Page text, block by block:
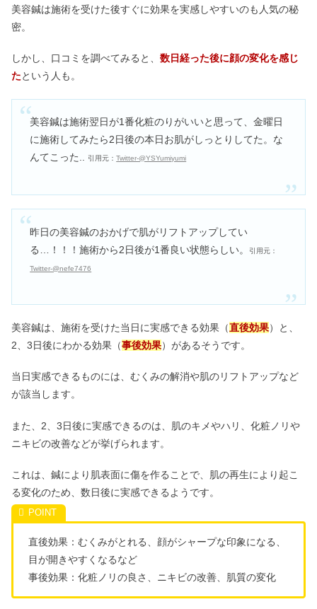
美容鍼は施術を受けた後すぐに効果を実感しやすいのも人気の秘
密。
しかし、口コミを調べてみると、 数日経った後に顔の変化を感じ
たという人も。
美容鍼は施術翌日が1番化粧のりがいいと思って、金曜日
に施術してみたら2日後の本日お肌がしっとりしてた。な
んてこった.. 引用元：Twitter-@YSYumiyumi
昨日の美容鍼のおかげで肌がリフトアップしてい
る…！！！施術から2日後が1番良い状態らしい。
引用元：
Twitter-@nefe7476
美容鍼は、施術を受けた当日に実感できる効果（直後効果）と、
2、3日後にわかる効果（事後効果）があるそうです。
当日実感できるものには、むくみの解消や肌のリフトアップなど
が該当します。
また、2、3日後に実感できるのは、肌のキメやハリ、化粧ノリや
ニキビの改善などが挙げられます。
これは、鍼により肌表面に傷を作ることで、肌の再生により起こ
る変化のため、数日後に実感できるようです。
直後効果：むくみがとれる、顔がシャープな印象になる、
目が開きやすくなるなど
事後効果：化粧ノリの良さ、ニキビの改善、肌質の変化